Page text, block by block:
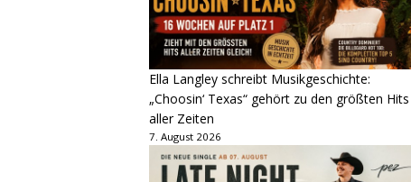
Ella Langley schreibt Musikgeschichte:
„Choosin‘ Texas“ gehört zu den größten Hits
aller Zeiten
7. August 2026